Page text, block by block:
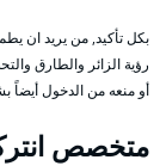
بكل تأكيد, من يريد ان
رؤية الزائر والطارق
أو منعه من الدخول أيضاً
متخصص